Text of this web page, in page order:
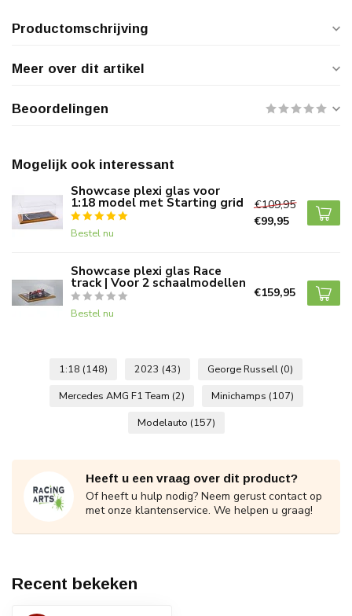
Productomschrijving
Meer over dit artikel
Beoordelingen
Mogelijk ook interessant
Showcase plexi glas voor
1:18 model met Starting grid
Bestel nu
€109,95
€99,95
Showcase plexi glas Race
track | Voor 2 schaalmodellen
Bestel nu
€159,95
1:18 (148) 2023 (43) George Russell (0)
Mercedes AMG F1 Team (2) Minichamps (107)
Modelauto (157)
Heeft u een vraag over dit product?
Of heeft u hulp nodig? Neem gerust contact op
met onze klantenservice. We helpen u graag!
Recent bekeken